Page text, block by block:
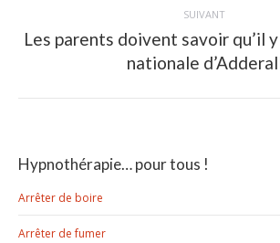
SUIVANT
Article
suivant
Les parents doivent savoir qu’il
nationale
Hypnothérapie… pour tous !
Arrêter de boire
Arrêter de fumer